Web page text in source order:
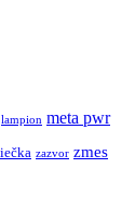
lampion meta pwr
zazvor zmes